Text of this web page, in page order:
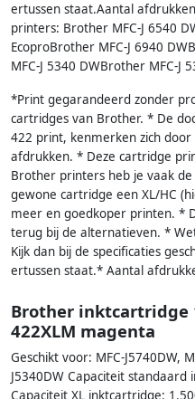
ertussen staat.Aantal
printers: Brother MFC-J 6540
EcoproBrother MFC-J 6940
MFC-J 5340 DWBrother MFC-J
*Print gegarandeerd zonder
cartridges van Brother. * De
422 print, kenmerken zich
afdrukken. * Deze cartridge
Brother printers heb je vaak
gewone cartridge een XL/HC
meer en goedkoper printen. *
terug bij de alternatieven. *
Kijk dan bij de specificaties
ertussen staat.* Aantal
Brother inktcartridge
422XLM magenta
Geschikt voor: MFC-J5740DW,
J5340DW Capaciteit
Capaciteit XL inktcartridge: